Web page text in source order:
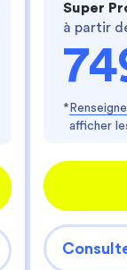
Super
à partir
*
afficher